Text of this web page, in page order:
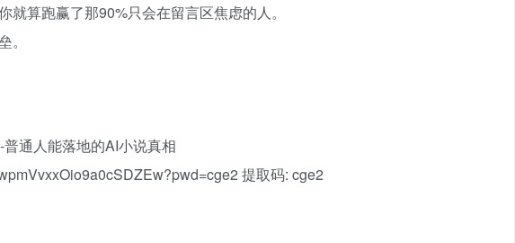
算跑赢了那90%只会在留言区焦虑的人。
通人能落地的AI小说真相
提取码: cge2